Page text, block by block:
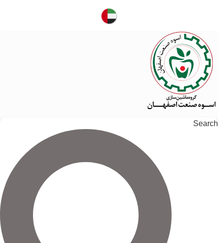
Search